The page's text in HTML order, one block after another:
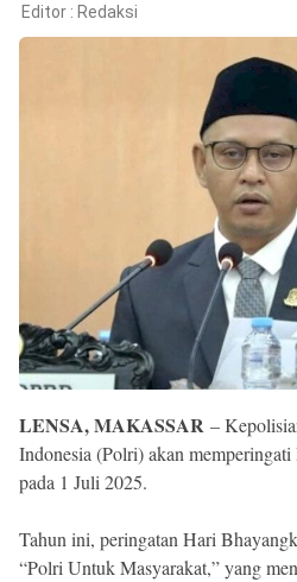
Editor : Redaksi
LENSA, MAKASSAR –
Indonesia (Polri) akan
pada 1 Juli 2025.
Tahun ini, peringatan Hari
“Polri Untuk Masyarakat,” yang